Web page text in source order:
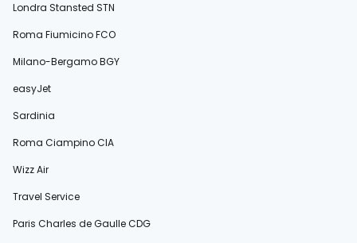
Londra Stansted STN
Roma Fiumicino FCO
Milano-Bergamo BGY
easyJet
Sardinia
Roma Ciampino CIA
Wizz Air
Travel Service
Paris Charles de Gaulle CDG